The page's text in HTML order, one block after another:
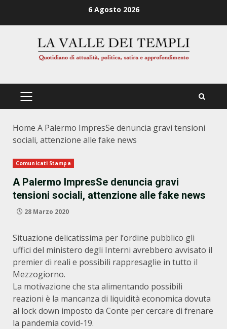
6 Agosto 2026
PRIMÄRES
Home A Palermo ImpresSe denuncia gravi tensioni
sociali, attenzione alle fake news
Comunicati Stampa
A Palermo ImpresSe denuncia gravi
tensioni sociali, attenzione alle fake news
28 Marzo 2020
Situazione delicatissima per l’ordine pubblico gli
uffici del ministero degli Interni avrebbero avvisato il
premier di reali e possibili rappresaglie in tutto il
Mezzogiorno.
La motivazione che sta alimentando possibili
reazioni è la mancanza di liquidità economica dovuta
al lock down imposto da Conte per cercare di frenare
la pandemia covid-19.